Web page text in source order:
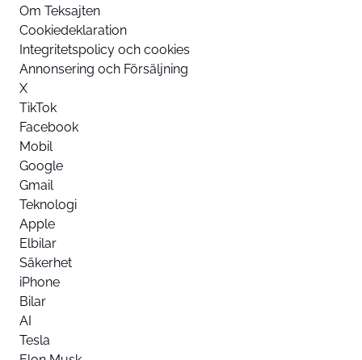
Om Teksajten
Cookiedeklaration
Integritetspolicy och cookies
Annonsering och Försäljning
X
TikTok
Facebook
Mobil
Google
Gmail
Teknologi
Apple
Elbilar
Säkerhet
iPhone
Bilar
AI
Tesla